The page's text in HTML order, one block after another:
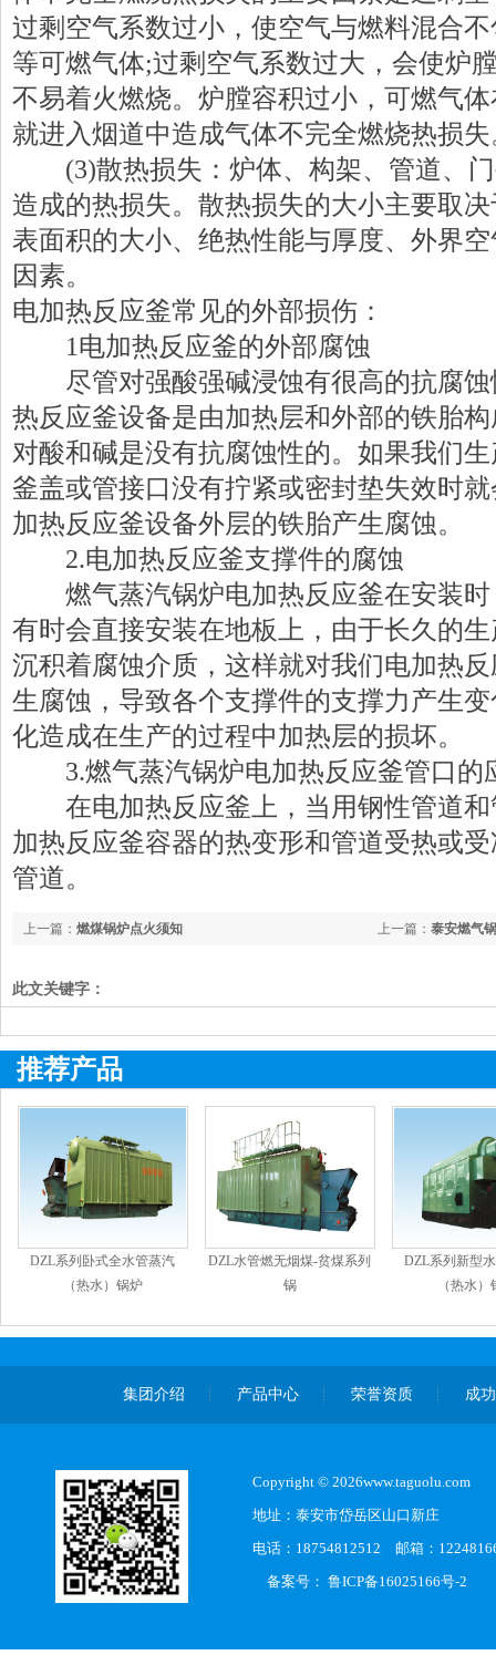
过剩空气系数过小，使空气与燃料混合
等可燃气体;过剩空气系数过大，会使炉
不易着火燃烧。炉膛容积过小，可燃气
就进入烟道中造成气体不完全燃烧热损失
(3)散热损失：炉体、构架、管道、
造成的热损失。散热损失的大小主要取
表面积的大小、绝热性能与厚度、外界
因素。
电加热反应釜常见的外部损伤：
1电加热反应釜的外部腐蚀
尽管对强酸强碱浸蚀有很高的抗腐蚀
热反应釜设备是由加热层和外部的铁胎
对酸和碱是没有抗腐蚀性的。如果我们
釜盖或管接口没有拧紧或密封垫失效时
加热反应釜设备外层的铁胎产生腐蚀。
2.电加热反应釜支撑件的腐蚀
燃气蒸汽锅炉电加热反应釜在安装时
有时会直接安装在地板上，由于长久的
沉积着腐蚀介质，这样就对我们电加热
生腐蚀，导致各个支撑件的支撑力产生
化造成在生产的过程中加热层的损坏。
3.燃气蒸汽锅炉电加热反应釜管口的
在电加热反应釜上，当用钢性管道和
加热反应釜容器的热变形和管道受热或
管道。
上一篇： 泰安燃气
上一篇： 燃煤锅炉点火须知
此文关键字：
推荐产品
DZL系列卧式全水管蒸汽
（热水）锅炉
DZL水管燃无烟煤-贫煤系列
锅
DZL系列新型
（热水）
集团介绍 产品中心 荣誉资质 成
Copyright © 2026www.taguolu.com
地址：泰安市岱岳区山口新庄
电话：18754812512 邮箱：
备案号： 鲁ICP备16025166号-2